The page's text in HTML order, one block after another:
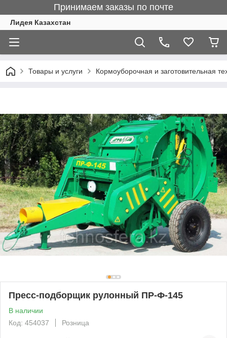
Принимаем заказы по почте
Лидея Казахстан
Товары и услуги Кормоуборочная и заготовительная
Пресс-подборщик рулонный ПР-Ф-145
В наличии
Код: 454037
Розница